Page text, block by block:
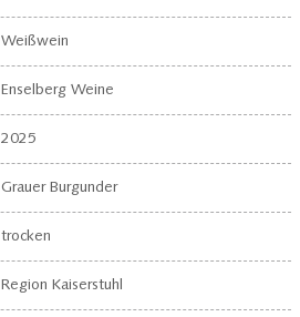
Weißwein
Enselberg Weine
2025
Grauer Burgunder
trocken
Region Kaiserstuhl